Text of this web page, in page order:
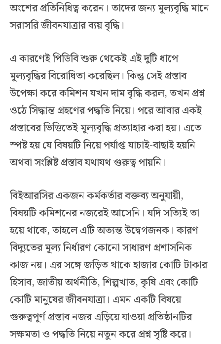
অংশের প্রতিনিধিত্ব করেন। তাদের জন্য মূল্যবৃদ্ধি মানে
সরাসরি জীবনযাত্রার ব্যয় বৃদ্ধি।
এ কারণেই পিডিবি শুরু থেকেই এই দুটি ধাপে
মূল্যবৃদ্ধির বিরোধিতা করেছিল। কিন্তু সেই প্রস্তাব
উপেক্ষা করে কমিশন যখন দাম বৃদ্ধি করল, তখন প্রশ্ন
ওঠে সিদ্ধান্ত গ্রহণের পদ্ধতি নিয়ে। পরে আবার একই
প্রস্তাবের ভিত্তিতেই মূল্যবৃদ্ধি প্রত্যাহার করা হয়। এতে
স্পষ্ট হয় যে বিষয়টি নিয়ে পর্যাপ্ত যাচাই-বাছাই হয়নি
অথবা সংশ্লিষ্ট প্রস্তাব যথাযথ গুরুত্ব পায়নি।
বিইআরসির একজন কর্মকর্তার বক্তব্য অনুযায়ী,
বিষয়টি কমিশনের নজরেই আসেনি। যদি সত্যিই তা
হয়ে থাকে, তাহলে এটি অত্যন্ত উদ্বেগজনক। কারণ
বিদ্যুতের মূল্য নির্ধারণ কোনো সাধারণ প্রশাসনিক
কাজ নয়। এর সঙ্গে জড়িত থাকে হাজার কোটি টাকার
হিসাব, জাতীয় অর্থনীতি, শিল্পখাত, কৃষি এবং কোটি
কোটি মানুষের জীবনযাত্রা। এমন একটি বিষয়ে
গুরুত্বপূর্ণ প্রস্তাব নজর এড়িয়ে যাওয়া প্রতিষ্ঠানটির
সক্ষমতা ও পদ্ধতি নিয়ে নতুন করে প্রশ্ন সৃষ্টি করে।